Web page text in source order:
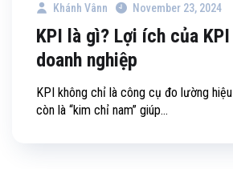
Khánh Vânn November 23, 2024
KPI là gì? Lợi ích của
doanh nghiệp
KPI không chỉ là công cụ đo lường
còn là “kim chỉ nam” giúp...